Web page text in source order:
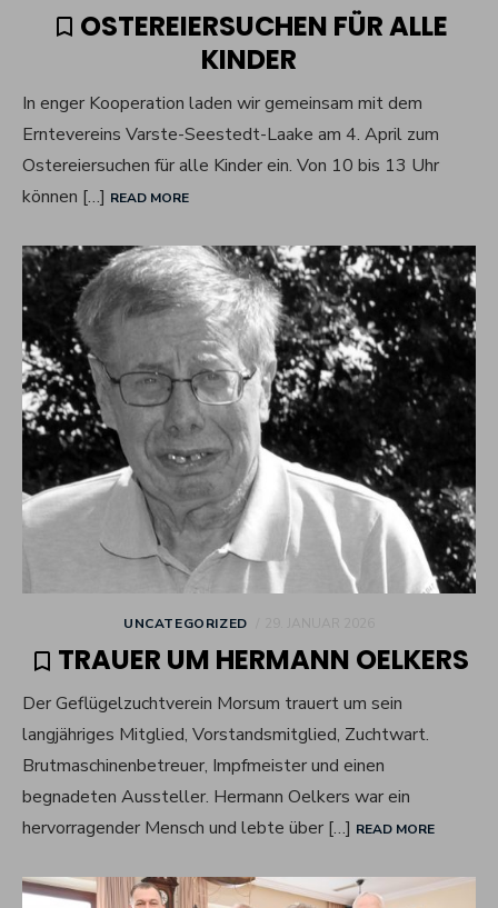
OSTEREIERSUCHEN FÜR ALLE
KINDER
In enger Kooperation laden wir gemeinsam mit dem
Erntevereins Varste-Seestedt-Laake am 4. April zum
Ostereiersuchen für alle Kinder ein. Von 10 bis 13 Uhr
können […] READ MORE
UNCATEGORIZED
TRAUER UM HERMANN OELKERS
Der Geflügelzuchtverein Morsum trauert um sein
langjähriges Mitglied, Vorstandsmitglied, Zuchtwart.
Brutmaschinenbetreuer, Impfmeister und einen
begnadeten Aussteller. Hermann Oelkers war ein
hervorragender Mensch und lebte über […] READ MORE